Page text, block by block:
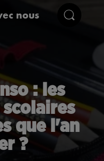
nous
: les
que l'an
?